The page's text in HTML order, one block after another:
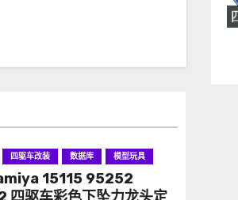
四驱车改装 数据库 模型玩具
15115 95252